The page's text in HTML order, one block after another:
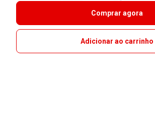
Comprar agora
Adicionar ao carrinho